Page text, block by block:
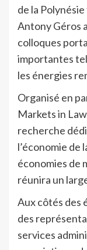
de la
Antony Géros
colloques
importantes
les énergies
Organisé en
Markets in
recherche
l’économie de
économies de
réunira un
Aux côtés des
des
services